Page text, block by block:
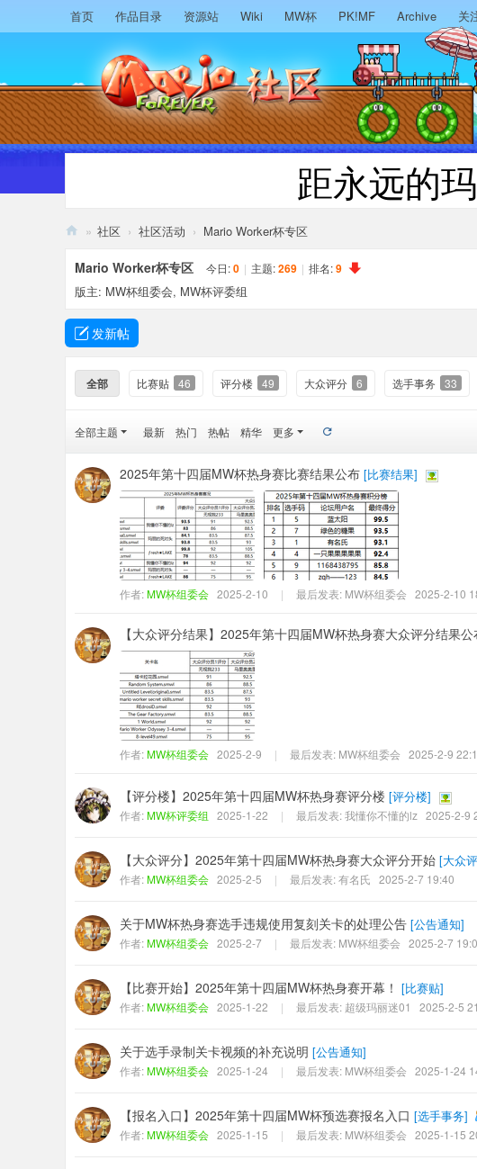
首页 作品目录 资源站 Wiki MW杯 PK!MF Archive 关
距永远的
社
» 社区 › 社区活动 › Mario Worker杯专区
Mario Worker杯专区 今日:0 | 主题:269 | 排名:9
版主: MW杯组委会, MW杯评委组
发新帖
全部 比赛贴 46 评分楼 49 大众评分 6 选手事务 33
全部主题 最新 热门 热帖 精华 更多
2025年第十四届MW杯热身赛比赛结果公布 [比赛结果]
作者:MW杯组委会 2025-2-10 | 最后发表: MW杯组委会 2025-2-10
【大众评分结果】2025年第十四届MW杯热身赛大众评分结果公
作者:MW杯组委会 2025-2-9 | 最后发表: MW杯组委会 2025-2-9
【评分楼】2025年第十四届MW杯热身赛评分楼 [评分楼]
作者:MW杯评委组 2025-1-22 | 最后发表:我懂你不懂的lz 2025-2-9
【大众评分】2025年第十四届MW杯热身赛大众评分开始 [大众
作者:MW杯组委会 2025-2-5 | 最后发表:有名氏 2025-2-7 19:40
关于MW杯热身赛选手违规使用复刻关卡的处理公告 [公告通知]
作者:MW杯组委会 2025-2-7 | 最后发表: MW杯组委会 2025-2-7
【比赛开始】2025年第十四届MW杯热身赛开幕！ [比赛贴]
作者:MW杯组委会 2025-1-22 | 最后发表: 超级玛丽迷01 2025-2-5
关于选手录制关卡视频的补充说明 [公告通知]
作者:MW杯组委会 2025-1-24 | 最后发表: MW杯组委会 2025-1-24
【报名入口】2025年第十四届MW杯预选赛报名入口 [选手事务]
作者:MW杯组委会 2025-1-15 | 最后发表: MW杯组委会 2025-1-15